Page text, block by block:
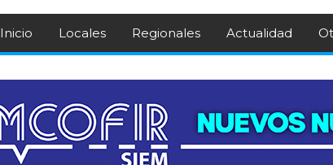
Inicio Locales Regionales Actualidad